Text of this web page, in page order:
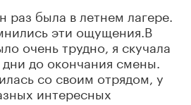
раз была в летнем лагере.
эти ощущения.В
очень трудно, я скучала
до окончания смены.
со своим отрядом, у
интересных